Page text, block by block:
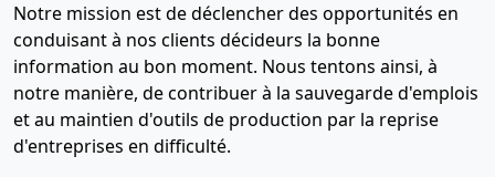
Notre mission est de déclencher des opportunités en
conduisant à nos clients décideurs la bonne
information au bon moment. Nous tentons ainsi, à
notre manière, de contribuer à la sauvegarde d'emplois
et au maintien d'outils de production par la reprise
d'entreprises en difficulté.